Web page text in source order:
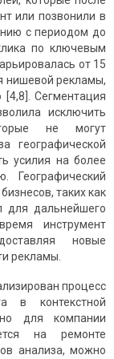
или позвонили в
с периодом до
по ключевым
от 15
нишевой рекламы,
Сегментация
исключить
не могут
географической
усилия на более
Географический
таких как
для дальнейшего
инструмент
новые
рекламы.
процесс
в контекстной
для компании
на ремонте
анализа, можно